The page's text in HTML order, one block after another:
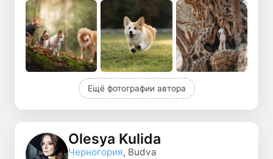
Ещё фотографии автора
Olesya Kulida
Черногория, Budva